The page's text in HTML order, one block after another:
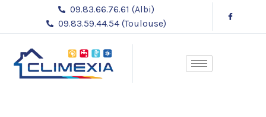
contenu
09.83.66.76.61 (Albi)
09.83.59.44.54 (Toulouse)